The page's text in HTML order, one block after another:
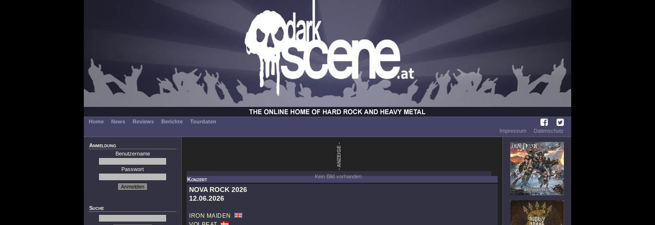
Home News Reviews Berichte
Tourdaten
Impressum
Datenschutz
Anmeldung
Benutzername
Passwort
Suche
Kein Bild vorhanden.
Konzert
NOVA ROCK 2026
12.06.2026
IRON MAIDEN